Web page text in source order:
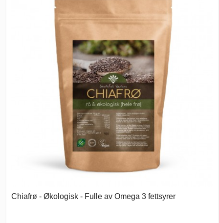
Chiafrø - Økologisk - Fulle av Omega 3 fettsyrer